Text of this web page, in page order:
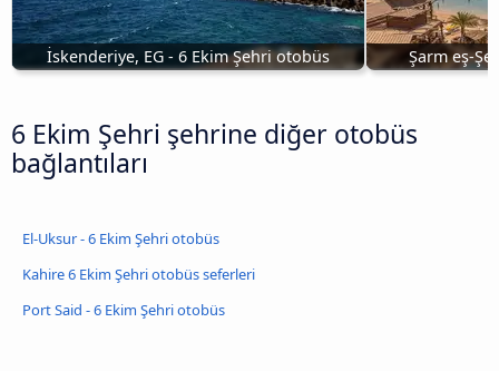
İskenderiye, EG - 6 Ekim Şehri otobüs Şarm eş-
6 Ekim Şehri şehrine diğer otobüs
bağlantıları
El-Uksur - 6 Ekim Şehri otobüs
Kahire 6 Ekim Şehri otobüs seferleri
Port Said - 6 Ekim Şehri otobüs